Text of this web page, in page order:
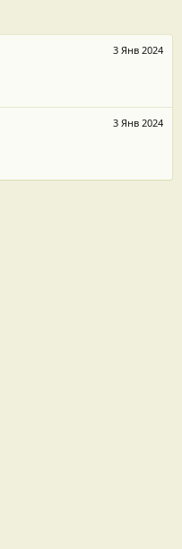
3 Янв 2024
3 Янв 2024